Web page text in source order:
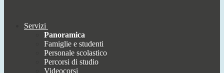
Servizi
Panoramica
Famiglie e studenti
Personale scolastico
Percorsi di studio
Videocorsi